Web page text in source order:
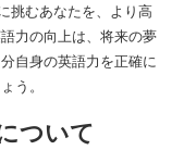
挑むあなたを、より高
力の向上は、将来の夢
自身の英語力を正確に
う。
ついて